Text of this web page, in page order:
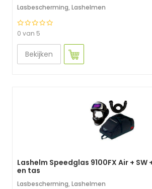
Lasbescherming, Lashelmen
0 van 5
Bekijken
Lashelm Speedglas 9100FX Air +
en tas
Lasbescherming, Lashelmen